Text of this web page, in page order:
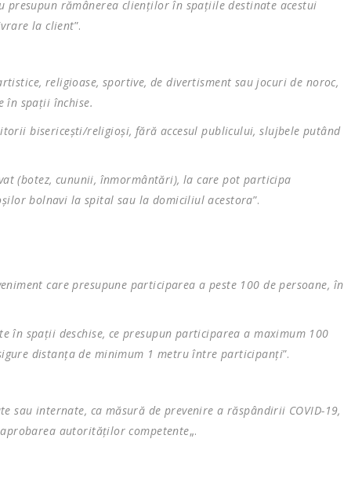
rămânerea clienţilor în spaţiile destinate acestui
la client”.
religioase, sportive, de divertisment sau jocuri de noroc,
în spaţii închise.
bisericeşti/religioşi, fără accesul publicului, slujbele putând
(botez, cununii, înmormântări), la care pot participa
bolnavi la spital sau la domiciliul acestora”.
care presupune participarea a peste 100 de persoane, în
în spaţii deschise, ce presupun participarea a maximum 100
distanţa de minimum 1 metru între participanţi”.
sau internate, ca măsură de prevenire a răspândirii COVID-19,
autorităţilor competente„.